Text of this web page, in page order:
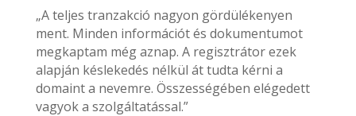
„A teljes tranzakció nagyon gördülékenyen
ment. Minden információt és dokumentumot
megkaptam még aznap. A regisztrátor ezek
alapján késlekedés nélkül át tudta kérni a
domaint a nevemre. Összességében elégedett
vagyok a szolgáltatással.”